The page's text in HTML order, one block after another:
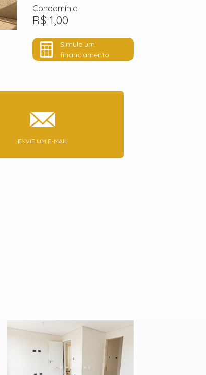
Condomínio
R$ 1,00
Simule um
financiamento
ENVIE UM E-MAIL